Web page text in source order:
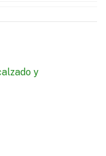
y